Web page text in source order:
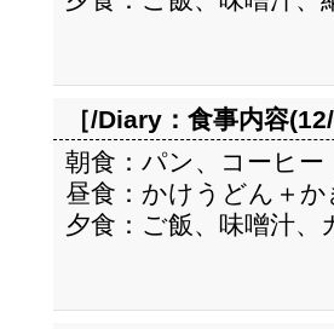
［/Diary： 食事内容
朝食：パン、コーヒー
昼食：かけうどん＋か
夕食：ご飯、味噌汁、